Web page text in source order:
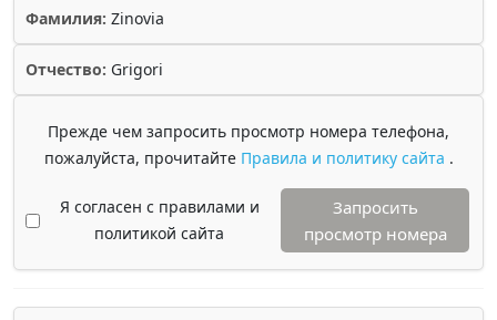
Фамилия: Zinovia
Отчество: Grigori
Прежде чем запросить просмотр номера телефона,
пожалуйста, прочитайте Правила и политику сайта .
Я согласен с правилами и
политикой сайта
Запросить
просмотр номера